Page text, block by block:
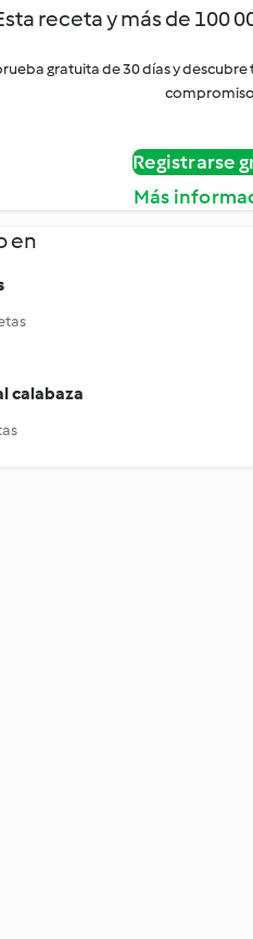
receta y más de 100
gratuita de 30 días y
Registrarse
Más
en
calabaza